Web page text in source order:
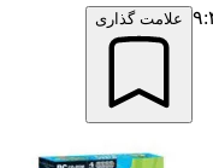
علامت گذاری